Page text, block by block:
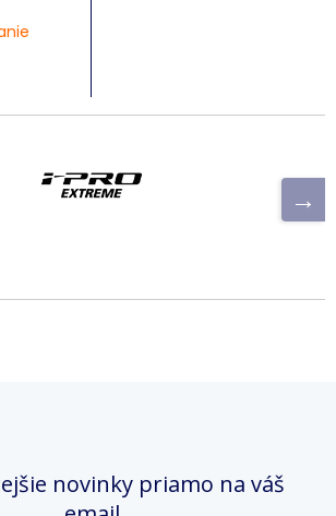
novinky priamo na váš